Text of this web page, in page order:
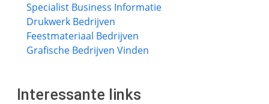
Specialist Business Informatie
Drukwerk Bedrijven
Feestmateriaal Bedrijven
Grafische Bedrijven Vinden
Interessante links